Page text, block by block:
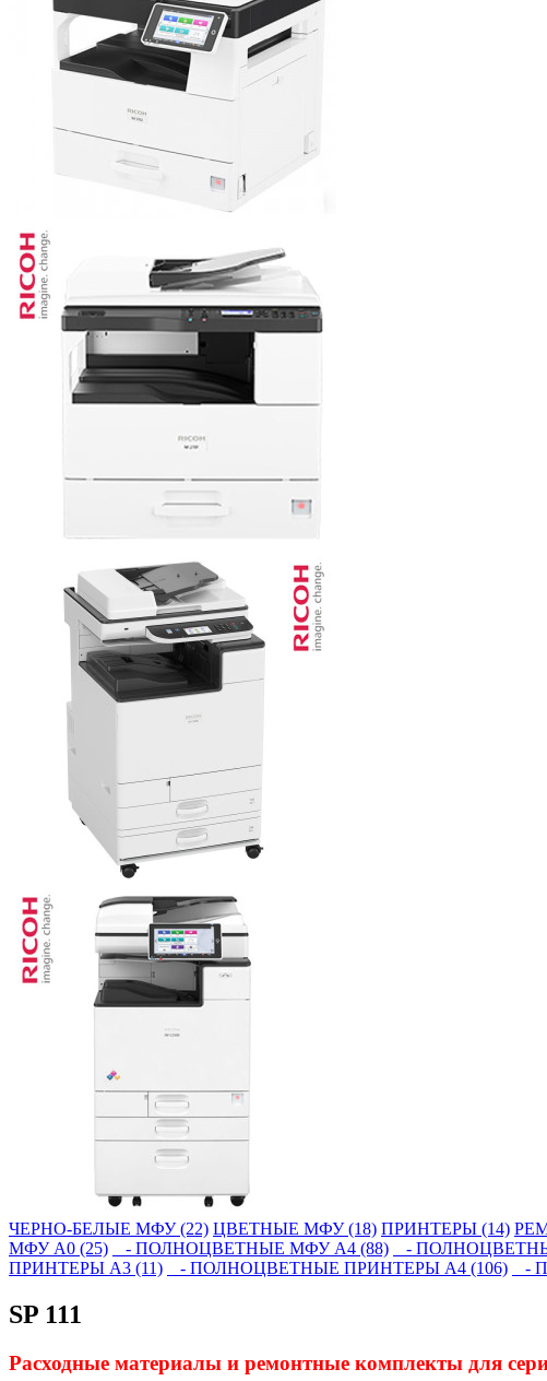
ЧЕРНО-БЕЛЫЕ МФУ (22) ЦВЕТНЫЕ МФУ (18) ПРИНТЕРЫ (14)
МФУ А0 (25)
- ПОЛНОЦВЕТНЫЕ МФУ А4 (88) -
ПРИНТЕРЫ А3 (11)
- ПОЛНОЦВЕТНЫЕ ПРИНТЕРЫ А4 (106) -
SP 111
Расходные материалы и ремонтные комплекты для